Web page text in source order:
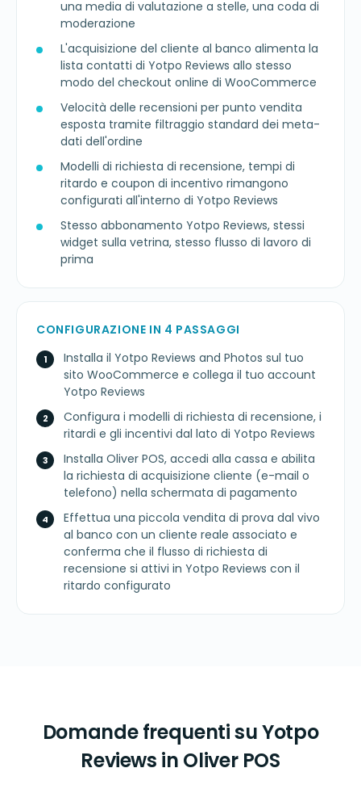
una media di valutazione a stelle, una coda di
moderazione
L'acquisizione del cliente al banco alimenta la
lista contatti di Yotpo Reviews allo stesso
modo del checkout online di WooCommerce
Velocità delle recensioni per punto vendita
esposta tramite filtraggio standard dei meta-
dati dell'ordine
Modelli di richiesta di recensione, tempi di
ritardo e coupon di incentivo rimangono
configurati all'interno di Yotpo Reviews
Stesso abbonamento Yotpo Reviews, stessi
widget sulla vetrina, stesso flusso di lavoro di
prima
CONFIGURAZIONE IN 4 PASSAGGI
Installa il Yotpo Reviews and Photos sul tuo
sito WooCommerce e collega il tuo account
Yotpo Reviews
Configura i modelli di richiesta di recensione, i
ritardi e gli incentivi dal lato di Yotpo Reviews
Installa Oliver POS, accedi alla cassa e abilita
la richiesta di acquisizione cliente (e-mail o
telefono) nella schermata di pagamento
Effettua una piccola vendita di prova dal vivo
al banco con un cliente reale associato e
conferma che il flusso di richiesta di
recensione si attivi in Yotpo Reviews con il
ritardo configurato
Domande frequenti su Yotpo
Reviews in Oliver POS